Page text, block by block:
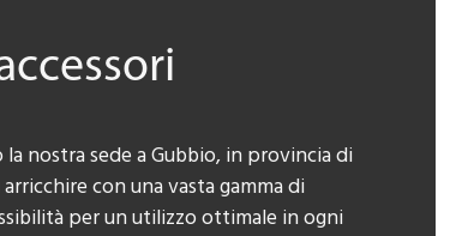
nostra sede a Gubbio, in provincia di
con una vasta gamma di
per un utilizzo ottimale in ogni